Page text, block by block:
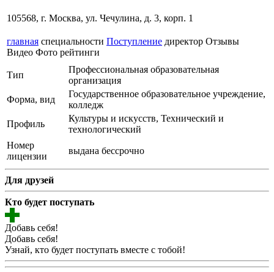
105568, г. Москва, ул. Чечулина, д. 3, корп. 1
главная специальности Поступление директор Отзывы
Видео Фото рейтинги
Тип
Профессиональная образовательная
организация
Форма, вид
Государственное образовательное учреждение,
колледж
Профиль
Культуры и искусств, Технический и
технологический
Номер
лицензии
выдана бессрочно
Для друзей
Кто будет поступать
Добавь себя!
Добавь себя!
Узнай, кто будет поступать вместе с тобой!